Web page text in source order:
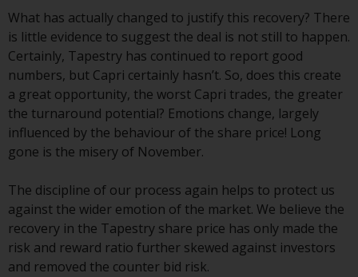
8008 Zürich. Der
Verkaufsprospekt oder ein
gleichwertiges Dokument der von
Redwheel verwalteten Fonds, die
Gründungsdokumente, die
Jahresberichte und, sofern von
den jeweiligen von Redwheel
verwalteten Fonds erstellt, die
Basisinformationsblatt (PRIIPs
KID) sind kostenlos erhältlich vom
Vertreter in der Schweiz. In Bezug
auf die qualifizierten Anlegern in
der Schweiz angebotenen Aktien
What has actually changed to justify this recovery? There
is little evidence to suggest the deal is not still to happen.
Certainly, Tapestry has continued to report good
numbers, but Capri certainly hasn’t. So, does this create
a great opportunity, the worst Capri trades, the greater
the turnaround potential? Emotions change, largely
influenced by the behaviour of the share price! Long
gone is the misery of November.
The discipline of our process again helps to protect us
against the wider emotion of the market. We believe the
recovery in the Tapestry share price has only made the
risk and reward ratio further skewed against investors
and removed the counter bid risk.